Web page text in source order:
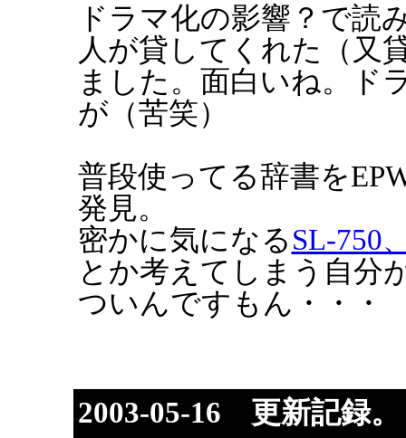
ドラマ化の影響？で読
人が貸してくれた（又
ました。面白いね。ド
が（苦笑）
普段使ってる辞書を
発見。
密かに気になるSL-750
とか考えてしまう自分
ついんですもん・・・
2003-05-16 更新記録。